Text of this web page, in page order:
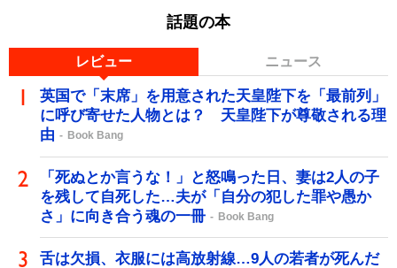
話題の本
レビュー ニュース
英国で「末席」を用意された天皇陛下を「最前列」
に呼び寄せた人物とは？ 天皇陛下が尊敬される理
由
Book Bang
「死ぬとか言うな！」と怒鳴った日、妻は2人の子
を残して自死した…夫が「自分の犯した罪や愚か
さ」に向き合う魂の一冊
Book Bang
舌は欠損、衣服には高放射線…9人の若者が死んだ